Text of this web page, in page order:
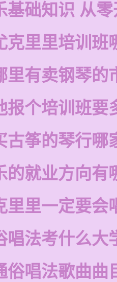
基础知识 从
克里里培训班
里有卖钢琴的
报个培训班要
古筝的琴行哪
的就业方向有
里里一定要会
唱法考什么大
俗唱法歌曲曲